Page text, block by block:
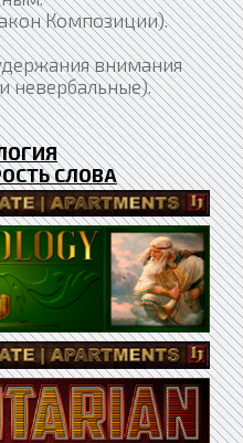
Композиции).
внимания
невербальные).
СЛОВА